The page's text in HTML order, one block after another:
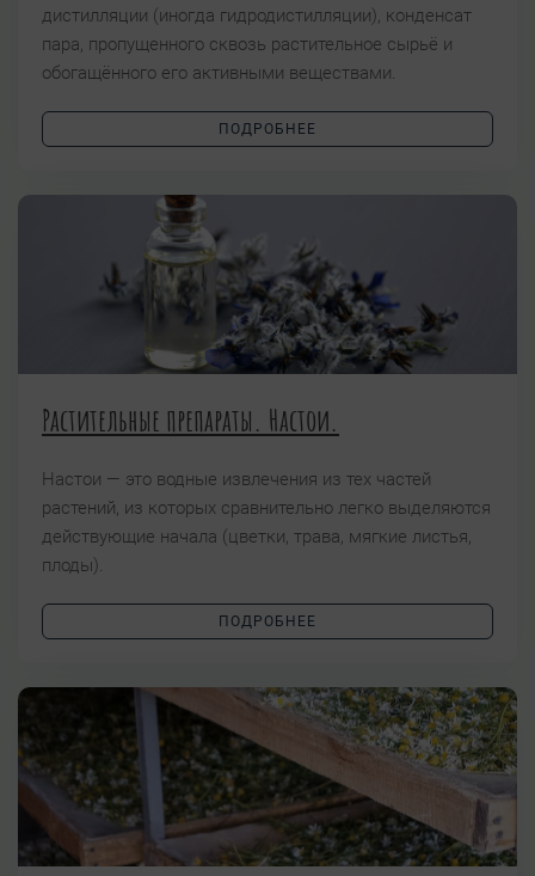
дистилляции (иногда гидродистилляции), конденсат
пара, пропущенного сквозь растительное сырьё и
обогащённого его активными веществами.
ПОДРОБНЕЕ
Растительные препараты. Настои.
Настои — это водные извлечения из тех частей
растений, из которых сравнительно легко выделяются
действующие начала (цветки, трава, мягкие листья,
плоды).
ПОДРОБНЕЕ